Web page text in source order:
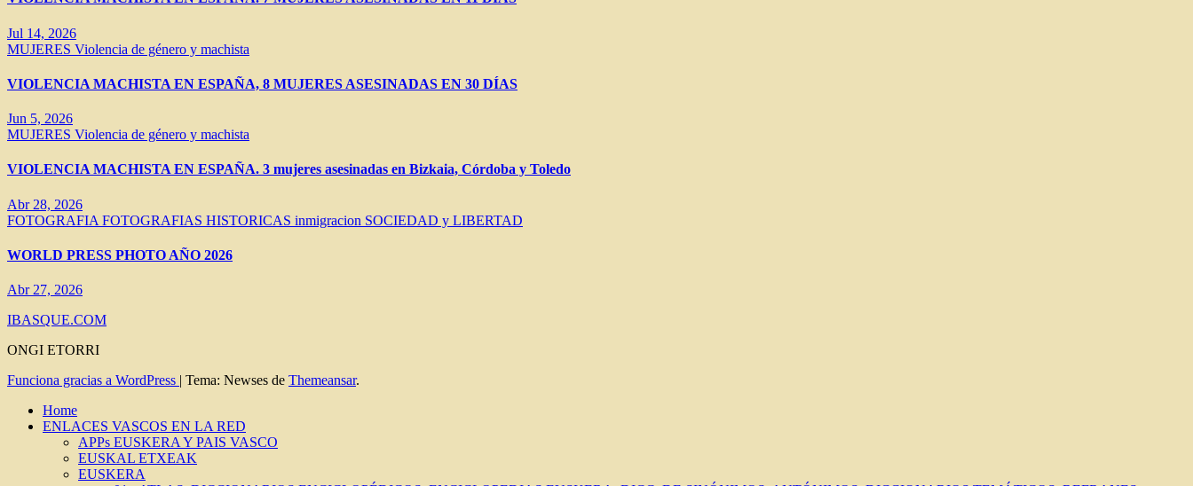
Jul 14, 2026
MUJERES Violencia de género y machista
VIOLENCIA MACHISTA EN ESPAÑA, 8 MUJERES ASESINADAS EN 30 DÍAS
Jun 5, 2026
MUJERES Violencia de género y machista
VIOLENCIA MACHISTA EN ESPAÑA. 3 mujeres asesinadas en Bizkaia, Córdoba y Toledo
Abr 28, 2026
FOTOGRAFIA FOTOGRAFIAS HISTORICAS inmigracion SOCIEDAD y LIBERTAD
WORLD PRESS PHOTO AÑO 2026
Abr 27, 2026
IBASQUE.COM
ONGI ETORRI
Funciona gracias a WordPress | Tema: Newses de Themeansar.
Home
ENLACES VASCOS EN LA RED
APPs EUSKERA Y PAIS VASCO
EUSKAL ETXEAK
EUSKERA